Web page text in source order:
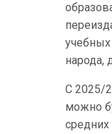
народа,
С 2025/
можно